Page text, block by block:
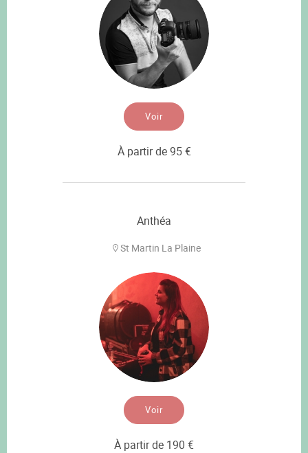
Voir
À partir de 95 €
Anthéa
St Martin La Plaine
Voir
À partir de 190 €